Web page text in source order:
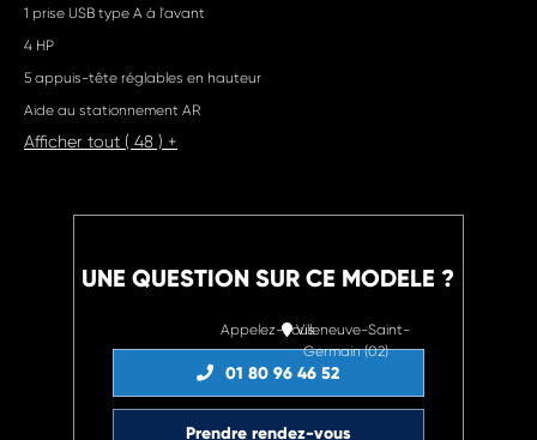
1 prise USB type A à l'avant
4 HP
5 appuis-tête réglables en hauteur
Aide au stationnement AR
Afficher tout ( 48 ) +
UNE QUESTION SUR CE MODELE ?
Appelez-nous
01 80 96 46 52
Villeneuve-Saint-
Germain (02)
Prendre rendez-vous